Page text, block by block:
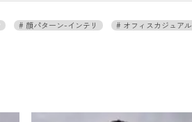
顔パターン-インテリ オフィスカジュアル